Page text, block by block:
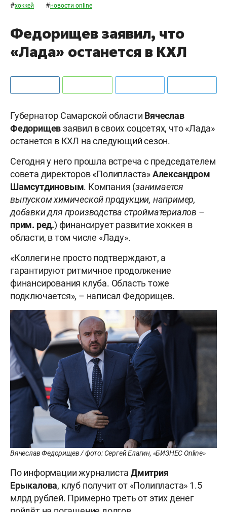
#хоккей #новости online
Федорищев заявил, что
«Лада» останется в КХЛ
Губернатор Самарской области Вячеслав
Федорищевзаявил в своих соцсетях, что «Лада»
останется в КХЛ на следующий сезон.
Сегодня у него прошла встреча с председателем
совета директоров «Полипласта»Александром
Шамсутдиновым. Компания (занимается
выпуском химической продукции, например,
добавки для производства стройматериалов –
прим. ред.) финансирует развитие хоккея в
области, в том числе «Ладу».
«Коллеги не просто подтверждают, а
гарантируют ритмичное продолжение
финансирования клуба. Область тоже
подключается», – написал Федорищев.
Вячеслав Федорищев / фото: Сергей Елагин, «БИЗНЕС Online»
По информации журналиста Дмитрия
Ерыкалова, клуб получит от «Полипласта» 1.5
млрд рублей. Примерно треть от этих денег